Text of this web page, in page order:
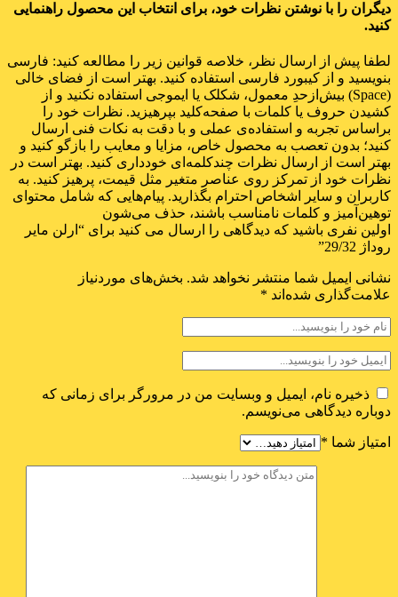
دیگران را با نوشتن نظرات خود، برای انتخاب این محصول راهنمایی
کنید.
لطفا پیش از ارسال نظر، خلاصه قوانین زیر را مطالعه کنید: فارسی
بنویسید و از کیبورد فارسی استفاده کنید. بهتر است از فضای خالی
(Space) بیش‌از‌حدِ معمول، شکلک یا ایموجی استفاده نکنید و از
کشیدن حروف یا کلمات با صفحه‌کلید بپرهیزید. نظرات خود را
براساس تجربه و استفاده‌ی عملی و با دقت به نکات فنی ارسال
کنید؛ بدون تعصب به محصول خاص، مزایا و معایب را بازگو کنید و
بهتر است از ارسال نظرات چندکلمه‌‌ای خودداری کنید. بهتر است در
نظرات خود از تمرکز روی عناصر متغیر مثل قیمت، پرهیز کنید. به
کاربران و سایر اشخاص احترام بگذارید. پیام‌هایی که شامل محتوای
توهین‌آمیز و کلمات نامناسب باشند، حذف می‌شون
اولین نفری باشید که دیدگاهی را ارسال می کنید برای “ارلن مایر
روداژ 29/32”
نشانی ایمیل شما منتشر نخواهد شد. بخش‌های موردنیاز
علامت‌گذاری شده‌اند *
ذخیره نام، ایمیل و وبسایت من در مرورگر برای زمانی که
دوباره دیدگاهی می‌نویسم.
امتیاز شما *